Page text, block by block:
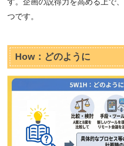
す。企画の説得力を高める上で
つです。
How：どのように